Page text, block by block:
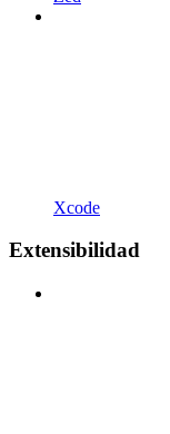
Xcode
Extensibilidad